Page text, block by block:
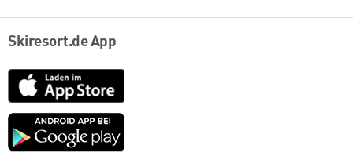
Skiresort.de App
App
Store
Google